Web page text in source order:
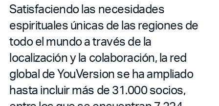
Satisfaciendo las necesidades
espirituales únicas de las regiones de
todo el mundo a través de la
localización y la colaboración, la red
global de YouVersion se ha ampliado
hasta incluir más de 31.000 socios,